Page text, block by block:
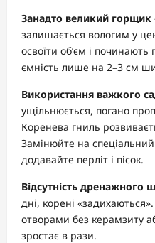
Занадто великий горщик
залишається вологим у
освоїти об’єм і
ємність лише на 2–3 см
Використання важкого
ущільнюється, погано
Коренева гниль
Замінюйте на спеціальний
додавайте перліт і пісок.
Відсутність дренажного
дні, корені
отворами без керамзиту
зростає в рази.